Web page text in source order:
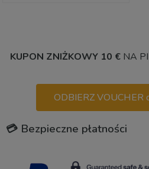
KUPON ZNIŻKOWY 10 € NA
ODBIERZ VOUCHER
💳 Bezpieczne płatności